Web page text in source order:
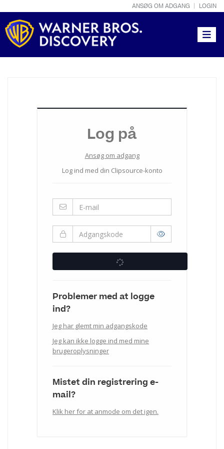
ANSØG OM ADGANG LOGIN
Log på
Ansøg om adgang
Log ind med din Clipsource-konto
Problemer med at logge
ind?
Jeg har glemt min adgangskode
Jeg kan ikke logge ind med mine
brugeroplysninger
Mistet din registrering e-
mail?
Klik her for at anmode om det igen.